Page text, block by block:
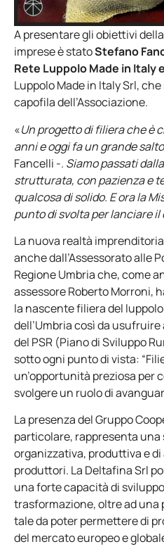
A presentare gli obiettivi
imprese è statoStefano
Rete Luppolo Made in Italy
Luppolo Made in Italy Srl,
capofila dell’Associazione.
«Un progetto di filiera che è
anni e oggi fa un grande
Fancelli -. Siamo passati
strutturata, con pazienza e
qualcosa di solido. E ora la
punto di svolta per lanciare il
La nuova realtà
anche dall’Assessorato alle
Regione Umbria che, come
assessore Roberto Morroni,
la nascente filiera del
dell’Umbria così da usufruire
del PSR (Piano di Sviluppo
sotto ogni punto di vista:
un’opportunità preziosa per
svolgere un ruolo di
La presenza del Gruppo
particolare, rappresenta una
organizzativa, produttiva e
produttori. La Deltafina Srl
una forte capacità di
trasformazione, oltre ad
tale da poter permettere di
del mercato europeo e